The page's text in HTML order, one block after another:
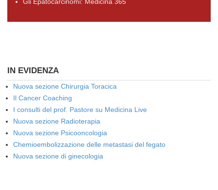
IN EVIDENZA
Nuova sezione Chirurgia Toracica
Il Cancer Coaching
I consulti del prof. Pastore su Medicina Live
Nuova sezione Radioterapia
Nuova sezione Psicooncologia
Chemioembolizzazione delle metastasi del fegato
Nuova sezione di ginecologia